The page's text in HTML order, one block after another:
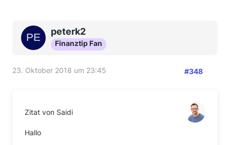
peterk2
Finanztip Fan
23. Oktober 2018 um 23:45 #348
Zitat von Saidi
Hallo